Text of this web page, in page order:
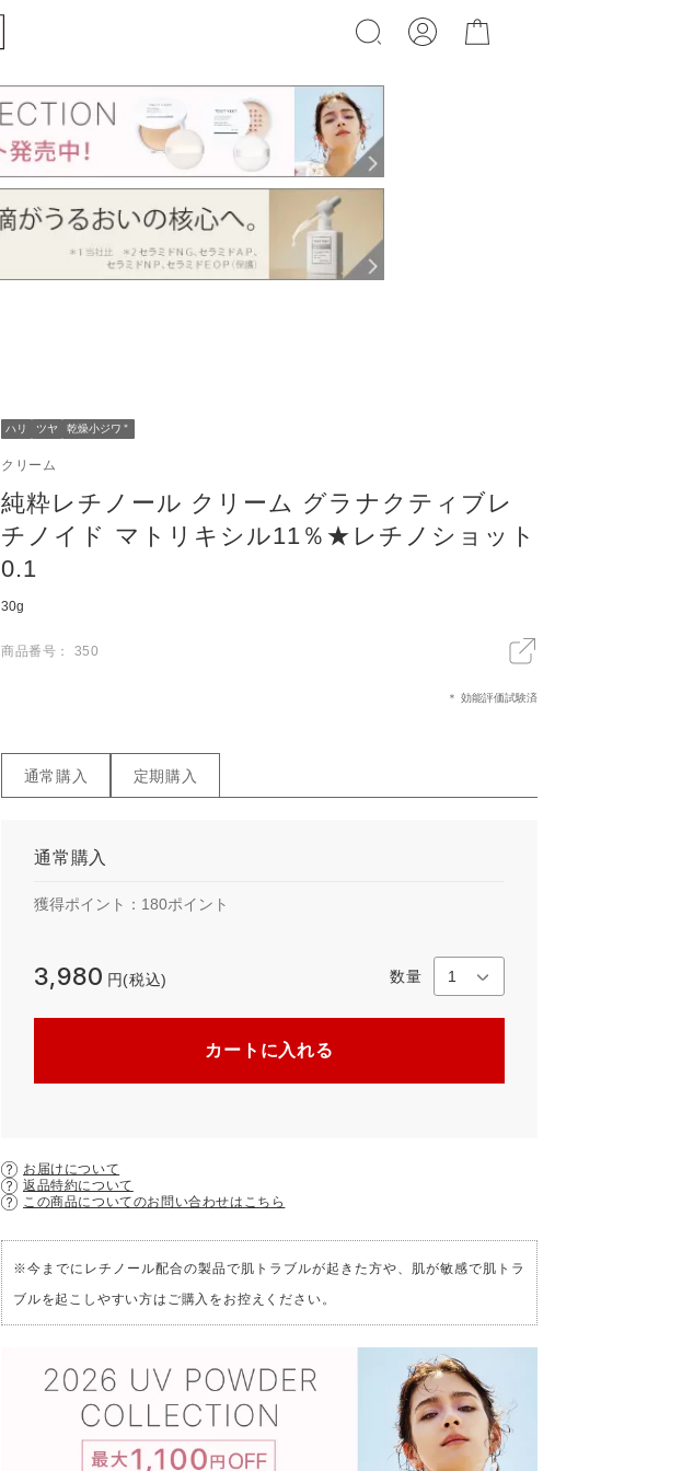
ハリ ツヤ 乾燥小ジワ ＊
クリーム
純粋レチノール クリーム グラナクティブレ
チノイド マトリキシル11％★レチノショット
0.1
30g
商品番号： 350
＊ 効能評価試験済
通常購入 定期購入
通常購入
獲得ポイント： 180ポイント
3,980 円(税込) 数量
カートに入れる
お届けについて
返品特約について
この商品についてのお問い合わせはこちら
※今までにレチノール配合の製品で肌トラブルが起きた方や、肌が敏感で肌トラ
ブルを起こしやすい方はご購入をお控えください。